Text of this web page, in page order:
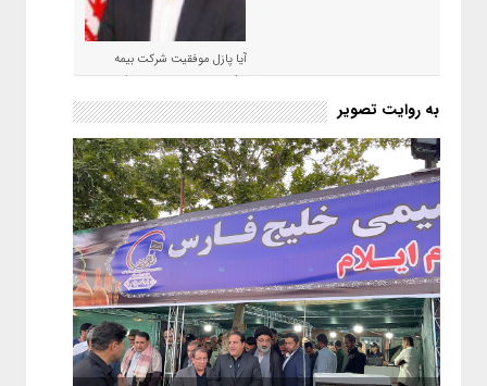
آیا پازل موفقیت شرکت بیمه
حکمت صبا در سال ۱۴۰۵ کامل می
شود؟!
به روایت تصویر